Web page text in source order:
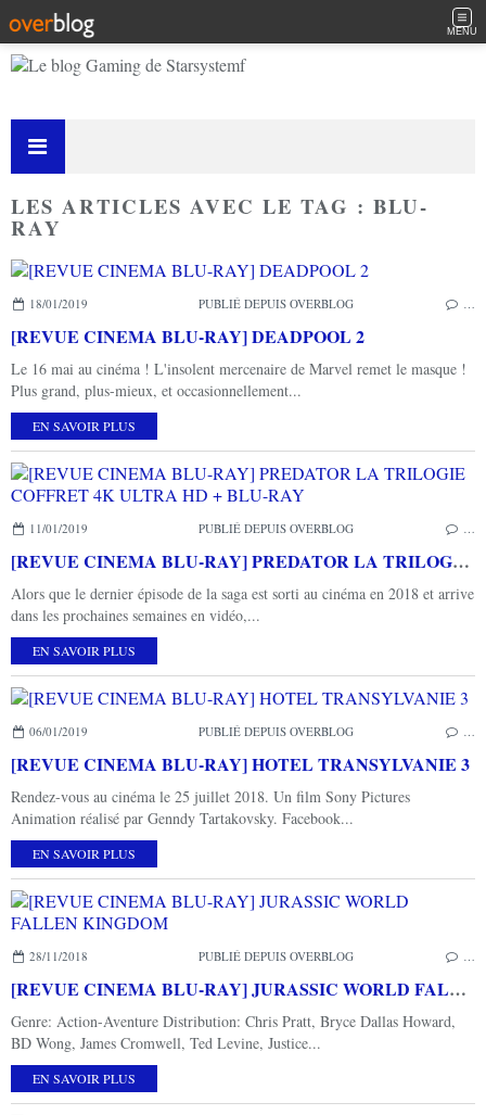
MENU
LES ARTICLES AVEC LE TAG : BLU-
RAY
18/01/2019 PUBLIÉ DEPUIS OVERBLOG
[REVUE CINEMA BLU-RAY] DEADPOOL 2
Le 16 mai au cinéma ! L'insolent mercenaire de Marvel remet le masque !
Plus grand, plus-mieux, et occasionnellement...
EN SAVOIR PLUS
11/01/2019 PUBLIÉ DEPUIS OVERBLOG
[REVUE CINEMA BLU-RAY] PREDATOR LA TRILOGIE COFFRET 4K ULTRA HD + BLU-RAY
Alors que le dernier épisode de la saga est sorti au cinéma en 2018 et arrive
dans les prochaines semaines en vidéo,...
EN SAVOIR PLUS
06/01/2019 PUBLIÉ DEPUIS OVERBLOG
[REVUE CINEMA BLU-RAY] HOTEL TRANSYLVANIE 3
Rendez-vous au cinéma le 25 juillet 2018. Un film Sony Pictures
Animation réalisé par Genndy Tartakovsky. Facebook...
EN SAVOIR PLUS
28/11/2018 PUBLIÉ DEPUIS OVERBLOG
[REVUE CINEMA BLU-RAY] JURASSIC WORLD FALLEN KINGDOM
Genre: Action-Aventure Distribution: Chris Pratt, Bryce Dallas Howard,
BD Wong, James Cromwell, Ted Levine, Justice...
EN SAVOIR PLUS